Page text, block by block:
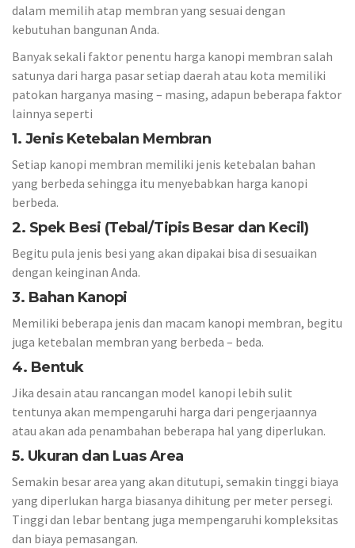
dalam memilih atap membran yang sesuai dengan
kebutuhan bangunan Anda.
Banyak sekali faktor penentu harga kanopi membran salah
satunya dari harga pasar setiap daerah atau kota memiliki
patokan harganya masing – masing, adapun beberapa faktor
lainnya seperti
1. Jenis Ketebalan Membran
Setiap kanopi membran memiliki jenis ketebalan bahan
yang berbeda sehingga itu menyebabkan harga kanopi
berbeda.
2. Spek Besi (Tebal/Tipis Besar dan Kecil)
Begitu pula jenis besi yang akan dipakai bisa di sesuaikan
dengan keinginan Anda.
3. Bahan Kanopi
Memiliki beberapa jenis dan macam kanopi membran, begitu
juga ketebalan membran yang berbeda – beda.
4. Bentuk
Jika desain atau rancangan model kanopi lebih sulit
tentunya akan mempengaruhi harga dari pengerjaannya
atau akan ada penambahan beberapa hal yang diperlukan.
5. Ukuran dan Luas Area
Semakin besar area yang akan ditutupi, semakin tinggi biaya
yang diperlukan harga biasanya dihitung per meter persegi.
Tinggi dan lebar bentang juga mempengaruhi kompleksitas
dan biaya pemasangan.